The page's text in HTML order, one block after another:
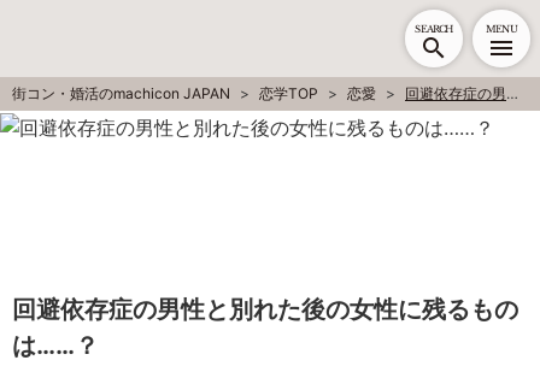
SEARCH MENU
街コン・婚活のmachicon JAPAN 恋学TOP 恋愛 回避依存症の男性と別れた後の女性に残るものは……？
回避依存症の男性と別れた後の女性に残るもの
は……？